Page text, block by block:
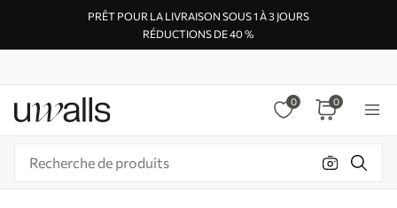
PRÊT POUR LA LIVRAISON SOUS 1 À 3 JOURS
RÉDUCTIONS DE 40 %
0 0